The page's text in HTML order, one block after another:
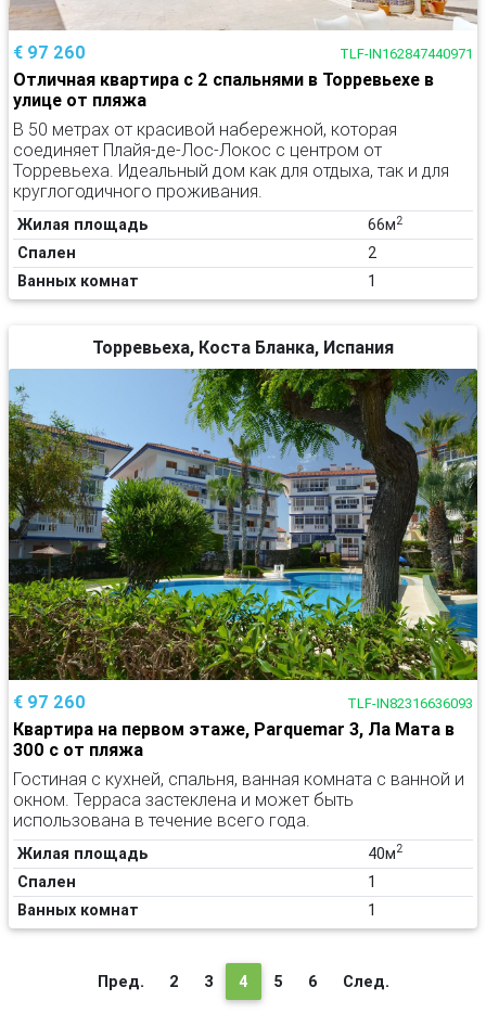
€ 97 260 TLF-IN162847440971
Отличная квартира с 2 спальнями в Торревьехе в
улице от пляжа
В 50 метрах от красивой набережной, которая
соединяет Плайя-де-Лос-Локос с центром от
Торревьеха. Идеальный дом как для отдыха, так и для
круглогодичного проживания.
Жилая площадь 66м2
Спален
2
Ванных комнат
1
Торревьеха, Коста Бланка, Испания
€ 97 260 TLF-IN82316636093
Квартира на первом этаже, Parquemar 3, Ла Мата в
300 с от пляжа
Гостиная с кухней, спальня, ванная комната с ванной и
окном. Терраса застеклена и может быть
использована в течение всего года.
Жилая площадь 40м2
Спален
1
Ванных комнат
1
Пред. 2 3 4(текущая)
5 6 След.